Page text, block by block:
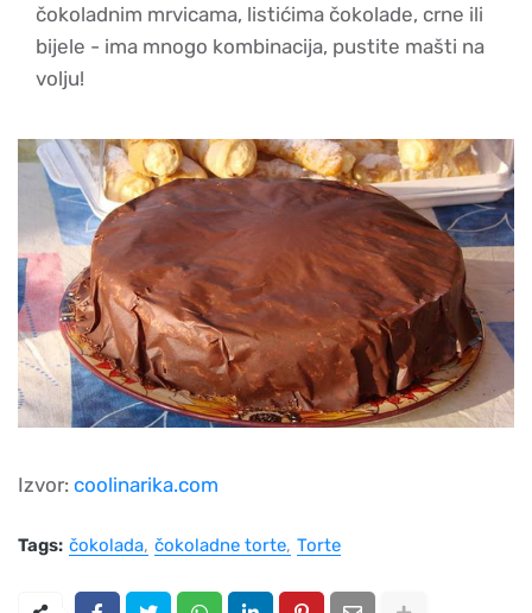
čokoladnim mrvicama, listićima čokolade, crne ili
bijele - ima mnogo kombinacija, pustite mašti na
volju!
Izvor: coolinarika.com
Tags: čokolada čokoladne torte Torte